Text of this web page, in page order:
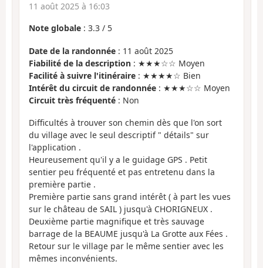
11 août 2025 à 16:03
Note globale : 3.3 / 5
Date de la randonnée : 11 août 2025
Fiabilité de la description : ★★★☆☆ Moyen
Facilité à suivre l'itinéraire : ★★★★☆ Bien
Intérêt du circuit de randonnée : ★★★☆☆ Moyen
Circuit très fréquenté : Non
Difficultés à trouver son chemin dès que l'on sort
du village avec le seul descriptif " détails" sur
l'application .
Heureusement qu'il y a le guidage GPS . Petit
sentier peu fréquenté et pas entretenu dans la
première partie .
Première partie sans grand intérêt ( à part les vues
sur le château de SAIL ) jusqu'à CHORIGNEUX .
Deuxième partie magnifique et très sauvage
barrage de la BEAUME jusqu'à La Grotte aux Fées .
Retour sur le village par le même sentier avec les
mêmes inconvénients.